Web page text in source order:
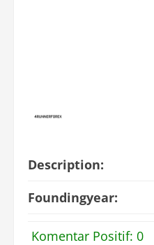
Description:
Foundingyear:
Komentar Positif: 0